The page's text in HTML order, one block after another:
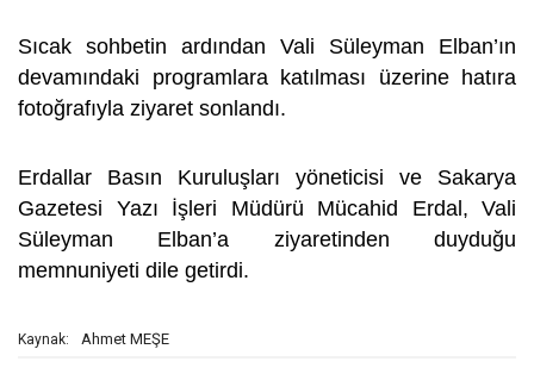
Sıcak sohbetin ardından Vali Süleyman Elban’ın
devamındaki programlara katılması üzerine hatıra
fotoğrafıyla ziyaret sonlandı.
Erdallar Basın Kuruluşları yöneticisi ve Sakarya
Gazetesi Yazı İşleri Müdürü Mücahid Erdal, Vali
Süleyman Elban’a ziyaretinden duyduğu
memnuniyeti dile getirdi.
Kaynak: Ahmet MEŞE